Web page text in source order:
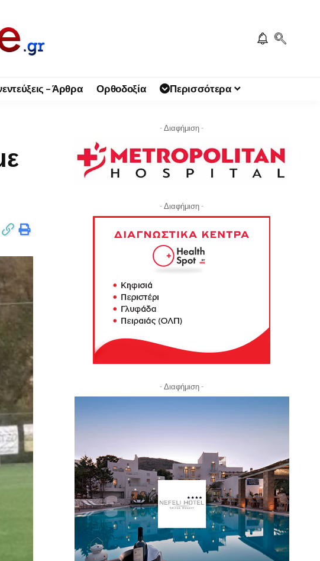
– Άρθρα Ορθοδοξία Περισσότερα
- Διαφήμιση -
- Διαφήμιση -
- Διαφήμιση -